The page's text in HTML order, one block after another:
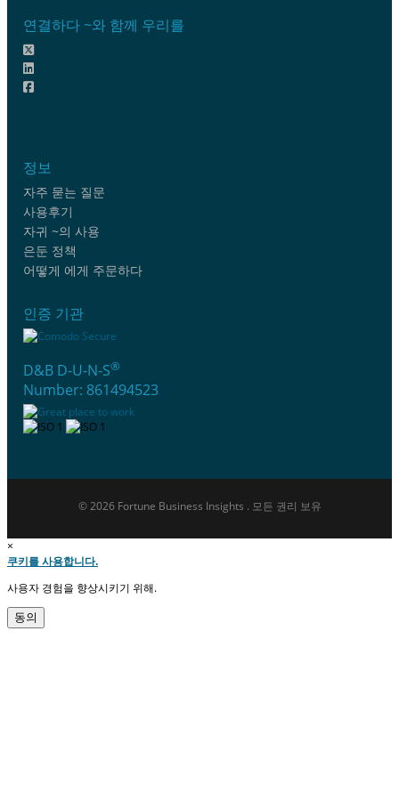
연결하다 ~와 함께 우리를
정보
자주 묻는 질문
사용후기
자귀 ~의 사용
은둔 정책
어떻게 에게 주문하다
인증 기관
D&B D-U-N-S®
Number: 861494523
© 2026 Fortune Business Insights . 모든 권리 보유
×
쿠키를 사용합니다.
사용자 경험을 향상시키기 위해.
동의